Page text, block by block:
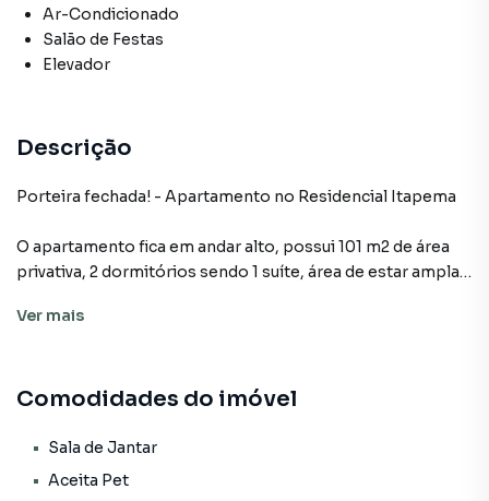
Ar-Condicionado
Salão de Festas
Elevador
Descrição
Porteira fechada! - Apartamento no Residencial Itapema
O apartamento fica em andar alto, possui 101 m2 de área
privativa, 2 dormitórios sendo 1 suíte, área de estar ampla
banheiro social, lavanderia e uma vaga de garagem. O
soltos, também inclui iluminação e alguns
Ver mais
Comodidades do imóvel
Sala de Jantar
Aceita Pet